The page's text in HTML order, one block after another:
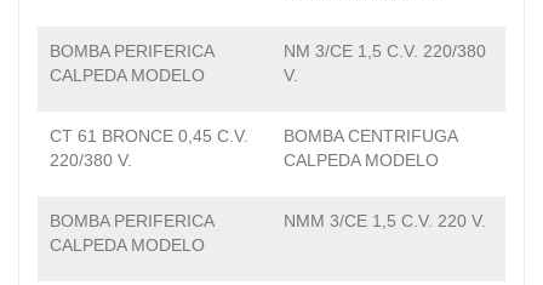
BOMBA PERIFERICA
CALPEDA MODELO
NM 3/CE 1,5 C.V. 220/380
V.
CT 61 BRONCE 0,45 C.V.
220/380 V.
BOMBA CENTRIFUGA
CALPEDA MODELO
BOMBA PERIFERICA
CALPEDA MODELO
NMM 3/CE 1,5 C.V. 220 V.